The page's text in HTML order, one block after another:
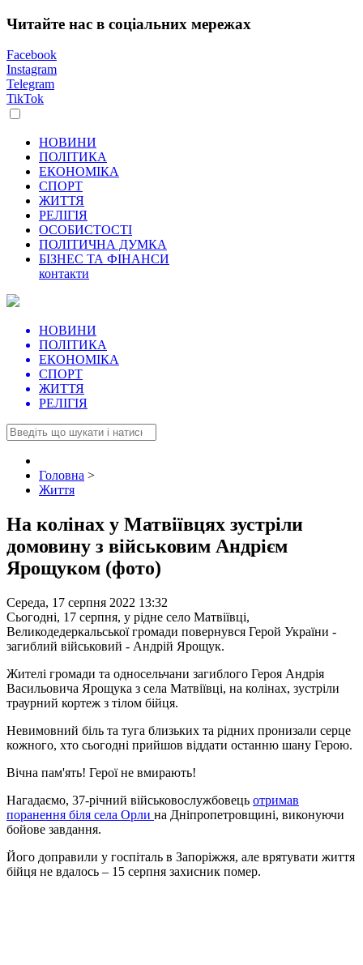
Читайте нас в соціальних мережах
Facebook
Instagram
Telegram
TikTok
НОВИНИ
ПОЛІТИКА
ЕКОНОМІКА
СПОРТ
ЖИТТЯ
РЕЛІГІЯ
ОСОБИСТОСТІ
ПОЛІТИЧНА ДУМКА
БІЗНЕС ТА ФІНАНСИ
контакти
НОВИНИ
ПОЛІТИКА
ЕКОНОМІКА
СПОРТ
ЖИТТЯ
РЕЛІГІЯ
Головна >
Життя
На колінах у Матвіївцях зустріли
домовину з військовим Андрієм
Ярощуком (фото)
Середа, 17 серпня 2022 13:32
Сьогодні, 17 серпня, у рідне село Матвіївці,
Великодедеркальської громади повернувся Герой України -
загиблий військовий - Андрій Ярощук.
Жителі громади та односельчани загиблого Героя Андрія
Васильовича Ярощука з села Матвіївці, на колінах, зустріли
траурний кортеж з тілом бійця.
Невимовний біль та туга близьких та рідних пронизали серце
кожного, хто сьогодні прийшов віддати останню шану Герою.
Вічна пам'ять! Герої не вмирають!
Нагадаємо, 37-річний військовослужбовець отримав
поранення біля села Орли на Дніпропетровщині, виконуючи
бойове завдання.
Його доправили у госпіталь в Запоріжжя, але врятувати життя
бійця не вдалось – 15 серпня захисник помер.